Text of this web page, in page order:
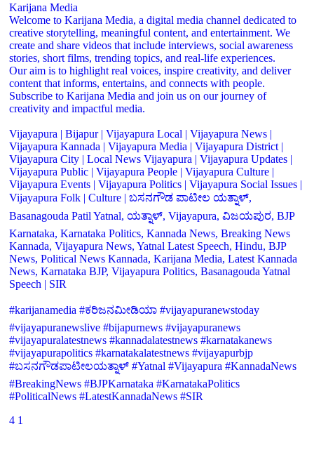
Karijana Media
Welcome to Karijana Media, a digital media channel dedicated to
creative storytelling, meaningful content, and entertainment. We
create and share videos that include interviews, social awareness
stories, short films, trending topics, and real-life experiences.
Our aim is to highlight real voices, inspire creativity, and deliver
content that informs, entertains, and connects with people.
Subscribe to Karijana Media and join us on our journey of
creativity and impactful media.
Vijayapura | Bijapur | Vijayapura Local | Vijayapura News |
Vijayapura Kannada | Vijayapura Media | Vijayapura District |
Vijayapura City | Local News Vijayapura | Vijayapura Updates |
Vijayapura Public | Vijayapura People | Vijayapura Culture |
Vijayapura Events | Vijayapura Politics | Vijayapura Social Issues |
Vijayapura Folk | Culture | ಬಸನಗೌಡ ಪಾಟೀಲ ಯತ್ನಾಳ್,
Basanagouda Patil Yatnal, ಯತ್ನಾಳ್, Vijayapura, ವಿಜಯಪುರ, BJP
Karnataka, Karnataka Politics, Kannada News, Breaking News
Kannada, Vijayapura News, Yatnal Latest Speech, Hindu, BJP
News, Political News Kannada, Karijana Media, Latest Kannada
News, Karnataka BJP, Vijayapura Politics, Basanagouda Yatnal
Speech | SIR
#karijanamedia #ಕರಿಜನಮೀಡಿಯಾ #vijayapuranewstoday
#vijayapuranewslive #bijapurnews #vijayapuranews
#vijayapuralatestnews #kannadalatestnews #karnatakanews
#vijayapurapolitics #karnatakalatestnews #vijayapurbjp
#ಬಸನಗೌಡಪಾಟೀಲಯತ್ನಾಳ್ #Yatnal #Vijayapura #KannadaNews
#BreakingNews #BJPKarnataka #KarnatakaPolitics
#PoliticalNews #LatestKannadaNews #SIR
4 1